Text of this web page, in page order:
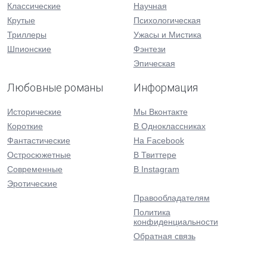
Классические
Крутые
Триллеры
Шпионские
Научная
Психологическая
Ужасы и Мистика
Фэнтези
Эпическая
Любовные романы
Исторические
Короткие
Фантастические
Остросюжетные
Современные
Эротические
Информация
Мы Вконтакте
В Одноклассниках
На Facebook
В Твиттере
В Instagram
Правообладателям
Политика
конфиденциальности
Обратная связь